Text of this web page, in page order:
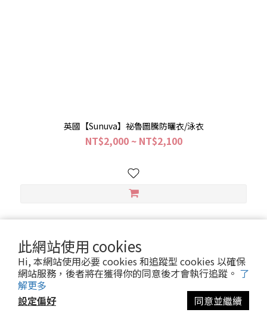
此網站使用 cookies
Hi, 本網站使用必要 cookies 和追蹤型 cookies 以確保
網站服務，後者將在獲得你的同意後才會執行追蹤。 了
解更多
設定偏好
同意並繼續
英國【Sunuva】祕魯圖騰防曬衣/泳衣
NT$2,000 ~ NT$2,100